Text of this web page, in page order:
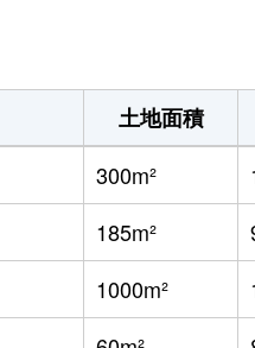
土地面積
300m²
185m²
1000m²